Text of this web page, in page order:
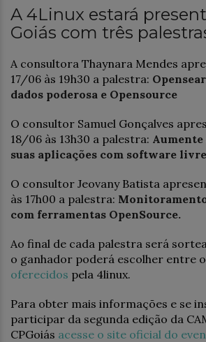
A 4Linux estará
Goiás com três
A consultora Thaynara Mendes
17/06 às 19h30 a palestra:
dados poderosa e Opensource
O consultor Samuel Gonçalves
18/06 às 13h30 a palestra: Aumente
suas aplicações com software livre
O consultor Jeovany Batista
às 17h00 a palestra:
com ferramentas OpenSource.
Ao final de cada palestra será
o ganhador poderá escolher entre
oferecidos pela 4linux.
Para obter mais informações e se
participar da segunda edição da
CPGoiás acesse o site oficial do